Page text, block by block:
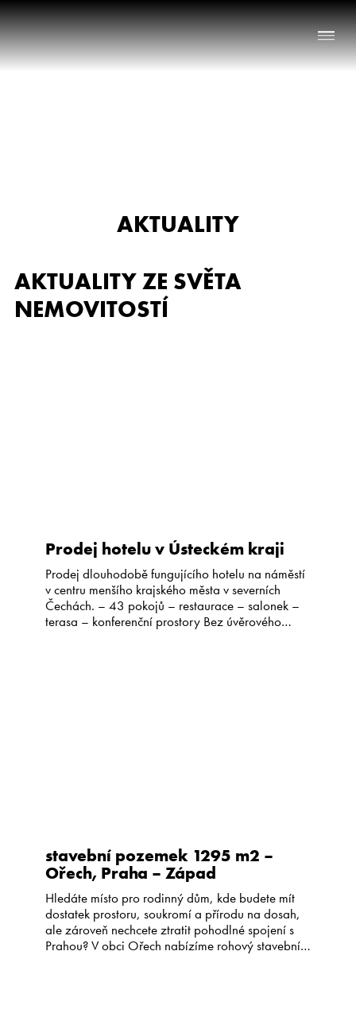
Chci prodat nemovitost
AKTUALITY
AKTUALITY ZE SVĚTA
NEMOVITOSTÍ
Prodej hotelu v Ústeckém kraji
Prodej dlouhodobě fungujícího hotelu na náměstí
v centru menšího krajského města v severních
Čechách. – 43 pokojů – restaurace – salonek –
terasa – konferenční prostory Bez úvěrového
stavební pozemek 1295 m2 –
Ořech, Praha – Západ
Hledáte místo pro rodinný dům, kde budete mít
dostatek prostoru, soukromí a přírodu na dosah,
ale zároveň nechcete ztratit pohodlné spojení s
Prahou? V obci Ořech nabízíme rohový stavební